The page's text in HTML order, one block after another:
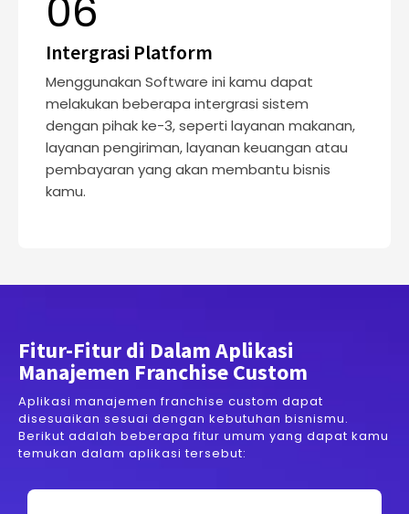
06
Intergrasi Platform
Menggunakan Software ini kamu dapat
melakukan beberapa intergrasi sistem
dengan pihak ke-3, seperti layanan makanan,
layanan pengiriman, layanan keuangan atau
pembayaran yang akan membantu bisnis
kamu.
Fitur-Fitur di Dalam Aplikasi
Manajemen Franchise Custom
Aplikasi manajemen franchise custom dapat
disesuaikan sesuai dengan kebutuhan bisnismu.
Berikut adalah beberapa fitur umum yang dapat kamu
temukan dalam aplikasi tersebut: